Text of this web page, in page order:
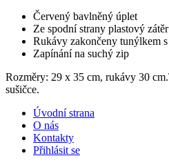
Červený bavlněný úplet
Ze spodní strany plastový zátěr
Rukávy zakončeny tunýlkem
Zapínání na suchý zip
Rozměry: 29 x 35 cm, rukávy 30
sušičce.
Úvodní strana
O nás
Kontakty
Přihlásit se